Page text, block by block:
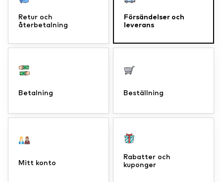
Retur och
återbetalning
Försändelser och
leverans
Betalning Beställning
Mitt konto
Rabatter och
kuponger